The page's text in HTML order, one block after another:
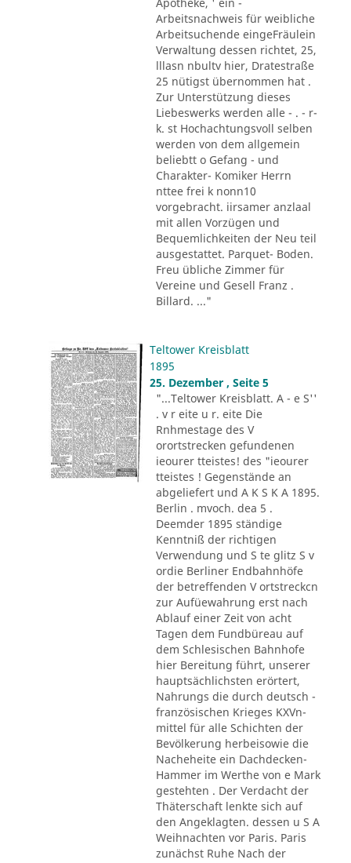
Arbeitsnachweis für weibliche
Arbeitsuchende eingeFräulein
Verwaltung dessen richtet, 25,
lllasn nbultv hier, Dratestraße
25 nütigst übernommen hat .
Zur Unterstützung dieses
Liebeswerks werden alle - . - r-
k. st Hochachtungsvoll selben
werden von dem allgemein
beliebtt o Gefang - und
Charakter- Komiker Herrn
nttee frei k nonn10
vorgebracht. iirsamer anzlaal
mit allen Vorzügen und
Bequemlichkeiten der Neu teil
ausgestattet. Parquet- Boden.
Freu übliche Zimmer für
Vereine und Gesell Franz .
Billard. ..."
Teltower Kreisblatt
1895
25. Dezember , Seite 5
"...Teltower Kreisblatt. A - e S''
. v r eite u r. eite Die
Rnhmestage des V
orortstrecken gefundenen
ieourer tteistes! des "ieourer
tteistes ! Gegenstände an
abgeliefert und A K S K A 1895.
Berlin . mvoch. dea 5 .
Deemder 1895 ständige
Kenntniß der richtigen
Verwendung und S te glitz S v
ordie Berliner Endbahnhöfe
der betreffenden V ortstreckcn
zur Aufüewahrung erst nach
Ablauf einer Zeit von acht
Tagen dem Fundbüreau auf
dem Schlesischen Bahnhofe
hier Bereitung führt, unserer
hauptsächlichsten erörtert,
Nahrungs die durch deutsch -
französischen Krieges KXVn-
mittel für alle Schichten der
Bevölkerung herbeisowie die
Nacheheite ein Dachdecken-
Hammer im Werthe von e Mark
gestehten . Der Verdacht der
Thäterschaft lenkte sich auf
den Angeklagten. dessen u S A
Weihnachten vor Paris. Paris
zunächst Ruhe Nach der